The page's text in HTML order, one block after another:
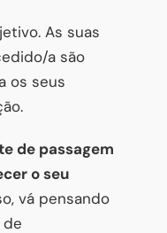
As suas
a são
os seus
de passagem
o seu
vá pensando
de